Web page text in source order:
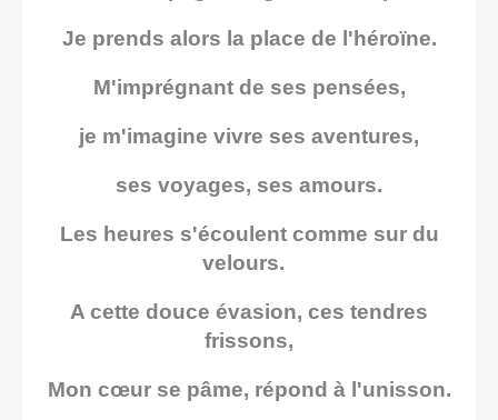
Je prends alors la place de l'héroïne.
M'imprégnant de ses pensées,
je m'imagine vivre ses aventures,
ses voyages, ses amours.
Les heures s'écoulent comme sur du
velours.
A cette douce évasion, ces tendres
frissons,
Mon cœur se pâme, répond à l'unisson.